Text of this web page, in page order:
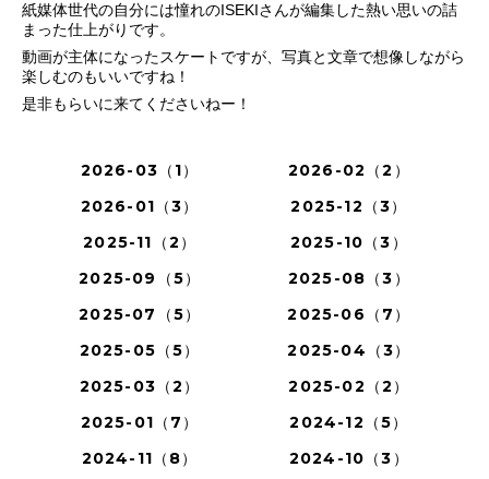
紙媒体世代の自分には憧れのISEKIさんが編集した熱い思いの詰
まった仕上がりです。
動画が主体になったスケートですが、写真と文章で想像しながら
楽しむのもいいですね！
是非もらいに来てくださいねー！
2026-03（1）
2026-02（2）
2026-01（3）
2025-12（3）
2025-11（2）
2025-10（3）
2025-09（5）
2025-08（3）
2025-07（5）
2025-06（7）
2025-05（5）
2025-04（3）
2025-03（2）
2025-02（2）
2025-01（7）
2024-12（5）
2024-11（8）
2024-10（3）